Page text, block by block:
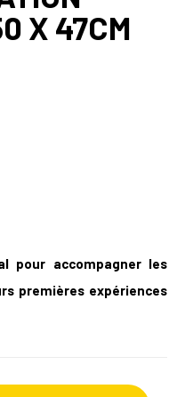
X 47CM
pour accompagner les
premières expériences